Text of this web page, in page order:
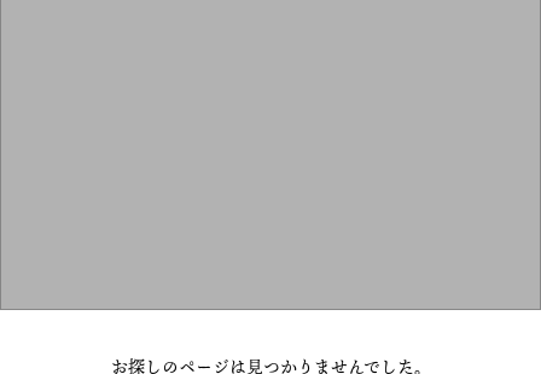
お探しのページは見つかりませんでした。